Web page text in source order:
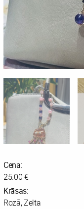
Cena:
25.00 €
Krāsas:
Rozā, Zelta